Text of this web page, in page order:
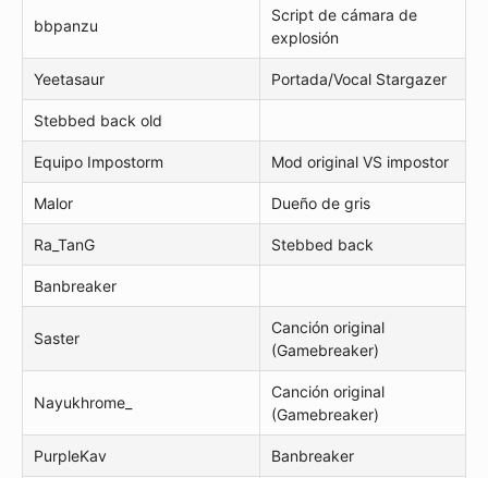
bbpanzu
Script de cámara de
explosión
Yeetasaur Portada/Vocal Stargazer
Stebbed back old
Equipo Impostorm Mod original VS impostor
Malor Dueño de gris
Ra_TanG Stebbed back
Banbreaker
Saster
Canción original
(Gamebreaker)
Nayukhrome_
Canción original
(Gamebreaker)
PurpleKav Banbreaker